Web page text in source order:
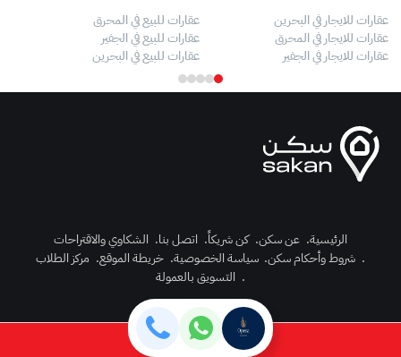
عقارات للايجار في البحرين
عقارات للايجار في المحرق
عقارات للايجار في الجفير
عقارات للبيع في المحرق
عقارات للبيع في الجفير
عقارات للبيع في البحرين
الرئيسية. عن سكن. كن شريكاً. اتصل بنا. الشكاوي والاقتراحات
. شروط وأحكام سكن. سياسة الخصوصية. خريطة الموقع. مركز الطلاب
. التسويق بالعمولة